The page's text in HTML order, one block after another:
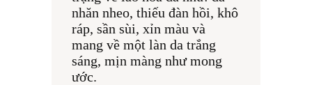
nhăn nheo, thiếu đàn hồi, khô
ráp, sần sùi, xỉn màu và
mang về một làn da trắng
sáng, mịn màng như mong
ước.